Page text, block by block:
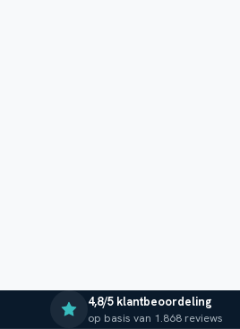
4,8/5 klantbeoordeling
op basis van 1.868 reviews